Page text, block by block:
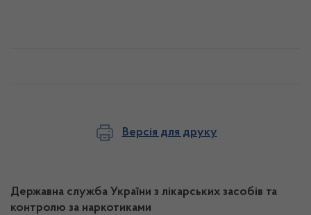
Версія для друку
Державна служба України з лікарських засобів та
контролю за наркотиками